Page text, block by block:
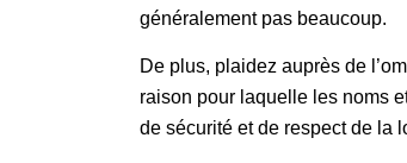
généralement pas beaucoup.
De plus, plaidez auprès de
raison pour laquelle les noms
de sécurité et de respect de la